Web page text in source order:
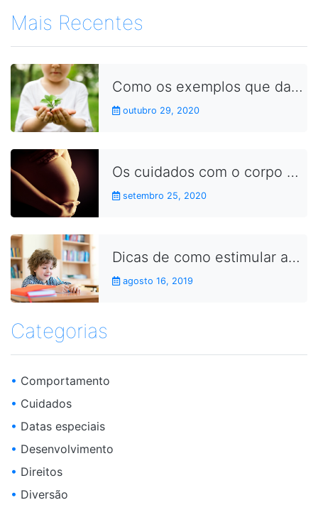
Mais Recentes
Como os exemplos que damos no dia a dia aproximam as crianças dos conceitos da sustentabilidade
outubro 29, 2020
Os cuidados com o corpo durante a gravidez
setembro 25, 2020
Dicas de como estimular as crianças a fazerem as lições de casa
agosto 16, 2019
Categorias
• Comportamento
• Cuidados
• Datas especiais
• Desenvolvimento
• Direitos
• Diversão